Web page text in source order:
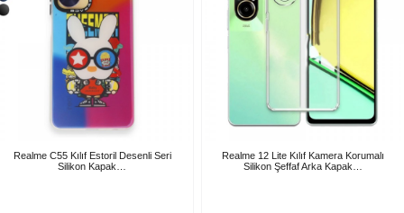
Realme C55 Kılıf Estoril Desenli Seri
Silikon Kapak…
Realme 12 Lite Kılıf Kamera Korumalı
Silikon Şeffaf Arka Kapak…